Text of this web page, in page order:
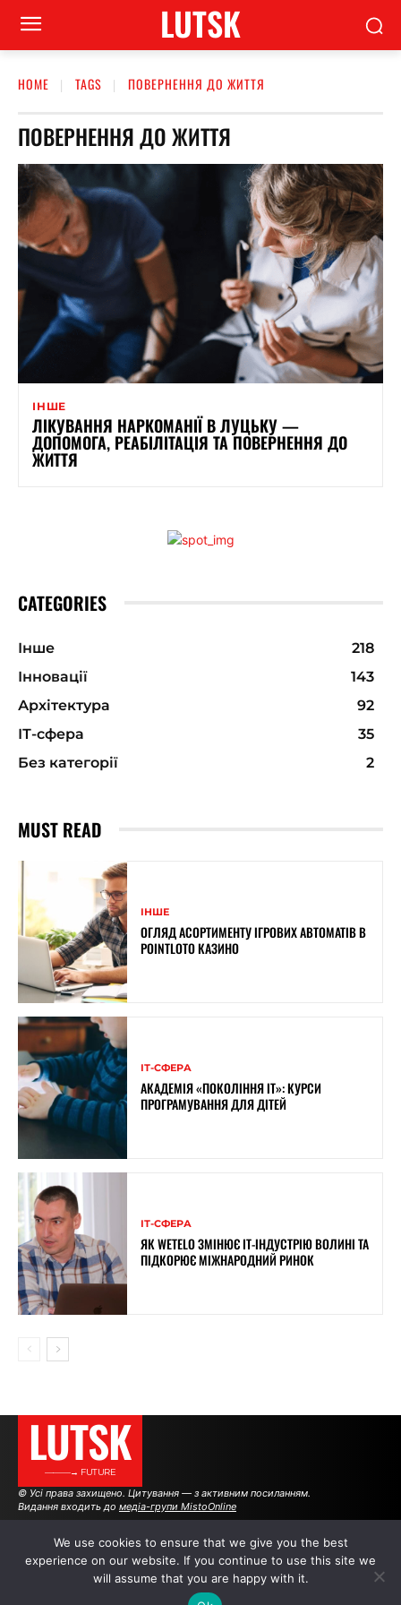
LUTSK
HOME TAGS ПОВЕРНЕННЯ ДО ЖИТТЯ
ПОВЕРНЕННЯ ДО ЖИТТЯ
ІНШЕ
ЛІКУВАННЯ НАРКОМАНІЇ В ЛУЦЬКУ —
ДОПОМОГА, РЕАБІЛІТАЦІЯ ТА ПОВЕРНЕННЯ ДО
ЖИТТЯ
CATEGORIES
Інше
218
Інновації
143
Архітектура
92
ІТ-сфера
35
Без категорії
2
MUST READ
ІНШЕ
ОГЛЯД АСОРТИМЕНТУ ІГРОВИХ АВТОМАТІВ В
POINTLOTO КАЗИНО
ІТ-СФЕРА
АКАДЕМІЯ «ПОКОЛІННЯ ІТ»: КУРСИ
ПРОГРАМУВАННЯ ДЛЯ ДІТЕЙ
ІТ-СФЕРА
ЯК WETELO ЗМІНЮЄ IT-ІНДУСТРІЮ ВОЛИНІ ТА
ПІДКОРЮЄ МІЖНАРОДНИЙ РИНОК
LUTSK
———→ FUTURE
© Усі права захищено. Цитування — з активним посиланням.
Видання входить до медіа-групи MistoOnline
АВТОРИ | РЕКЛАМА НА САЙТІ
We use cookies to ensure that we give you the best
experience on our website. If you continue to use this site we
will assume that you are happy with it.